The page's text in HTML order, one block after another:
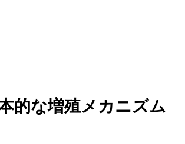
的な増殖メカニズム